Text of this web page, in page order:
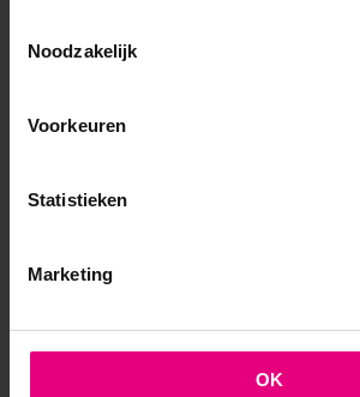
Noodzakelijk
Voorkeuren
Statistieken
Marketing
OK
decentralisaties in het sociaal
en Veranderen’